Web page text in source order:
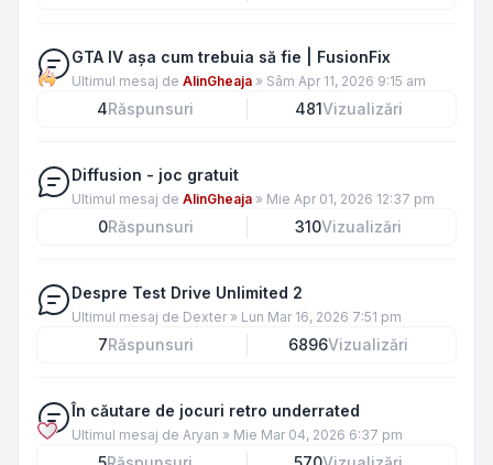
GTA IV așa cum trebuia să fie | FusionFix
Ultimul mesaj de AlinGheaja » Sâm Apr 11, 2026 9:15 am
4Răspunsuri 481Vizualizări
Diffusion - joc gratuit
Ultimul mesaj de AlinGheaja » Mie Apr 01, 2026 12:37 pm
0Răspunsuri 310Vizualizări
Despre Test Drive Unlimited 2
Ultimul mesaj de Dexter » Lun Mar 16, 2026 7:51 pm
7Răspunsuri 6896Vizualizări
În căutare de jocuri retro underrated
Ultimul mesaj de Aryan » Mie Mar 04, 2026 6:37 pm